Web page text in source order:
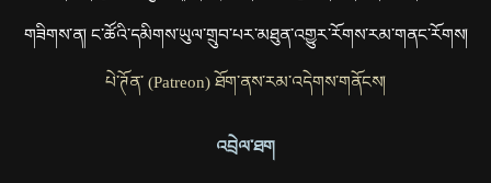
གཟིགས་ན། ང་ཚོའི་དམིགས་ཡུལ་གྲུབ་པར་མཐུན་འགྱུར་རོགས་རམ་གནང་རོགས།
པེ་ཊོན་ (Patreon) ཐོག་ནས་རམ་འདེགས་གནོངས།
འབྲེལ་ཐག